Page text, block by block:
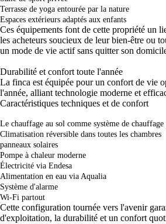
Terrasse de yoga entourée par la nature
Espaces extérieurs adaptés aux enfants
Ces équipements font de cette propriété un
les acheteurs soucieux de leur bien-être ou
un mode de vie actif sans quitter son
Durabilité et confort toute l'année
La finca est équipée pour un confort de vie
l'année, alliant technologie moderne et
Caractéristiques techniques et de confort
Le chauffage au sol comme système de
Climatisation réversible dans toutes les chambres
panneaux solaires
Pompe à chaleur moderne
Électricité via Endesa
Alimentation en eau via Aqualia
Système d'alarme
Wi-Fi partout
Cette configuration tournée vers l'avenir
d'exploitation, la durabilité et un confort